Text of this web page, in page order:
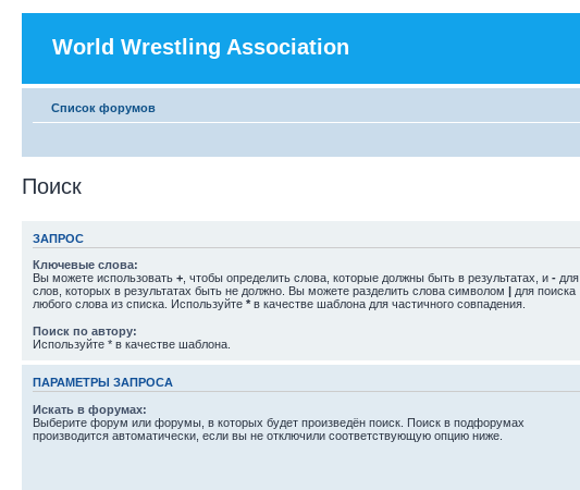
World Wrestling Association
Список форумов
Поиск
ЗАПРОС
Ключевые слова:
Вы можете использовать + , чтобы определить слова, которые должны быть в результатах, и - для
слов, которых в результатах быть не должно. Вы можете разделить слова символом | для поиска
любого слова из списка. Используйте * в качестве шаблона для частичного совпадения.
Поиск по автору:
Используйте * в качестве шаблона.
ПАРАМЕТРЫ ЗАПРОСА
Искать в форумах:
Выберите форум или форумы, в которых будет произведён поиск. Поиск в подфорумах
производится автоматически, если вы не отключили соответствующую опцию ниже.